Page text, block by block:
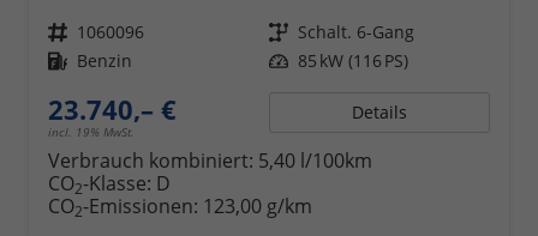
Fahrzeugnr. 1060096 Getriebe Schalt. 6-Gang
Kraftstoff Benzin Leistung 85 kW (116 PS)
23.740,– €
incl. 19% MwSt.
Details
Verbrauch kombiniert: 5,40 l/100km
CO2-Klasse: D
CO2-Emissionen: 123,00 g/km